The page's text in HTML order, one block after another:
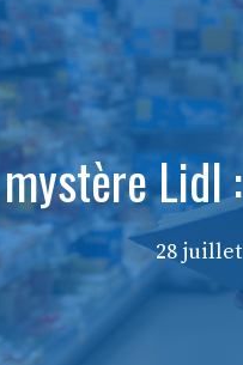
Lidl
28 juillet